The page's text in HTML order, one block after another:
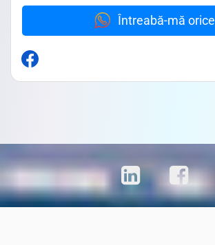
Întreabă-mă orice